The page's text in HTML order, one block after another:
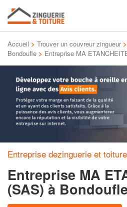
Accueil > Trouver un couvreur zingueur >
Bondoufle > Entreprise MA
Entreprise dezinguerie et toiture
Entreprise MA
(SAS)à Bondoufle